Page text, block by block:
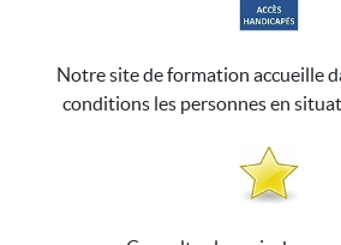
Notre site de formation accueille
conditions les personnes en